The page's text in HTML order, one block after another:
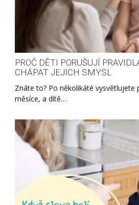
PROČ DĚTI PORUŠUJÍ
CHÁPAT JEJICH SMYSL
Znáte to? Po několikáté vysvětlujete
měsíce, a dítě…